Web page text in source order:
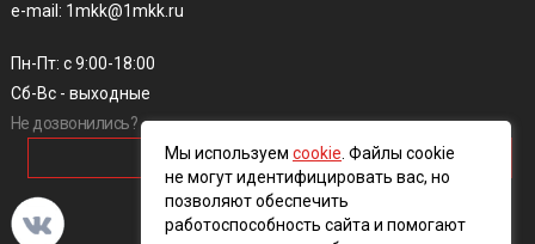
e-mail: 1mkk@1mkk.ru
Пн-Пт: с 9:00-18:00
Сб-Вс - выходные
Не дозвонились?
ОБРАТНЫЙ ЗВОНОК
Мы используем cookie . Файлы cookie
не могут идентифицировать вас, но
позволяют обеспечить
работоспособность сайта и помогают